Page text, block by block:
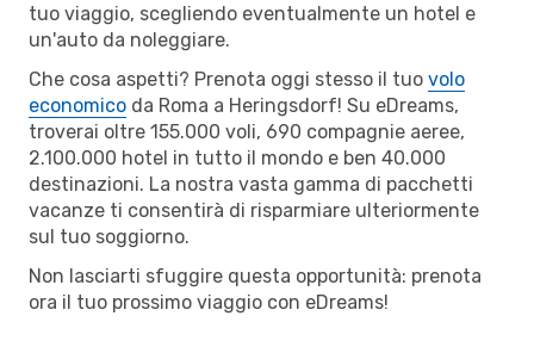
tuo viaggio, scegliendo eventualmente un hotel e
un'auto da noleggiare.
Che cosa aspetti? Prenota oggi stesso il tuo volo
economico da Roma a Heringsdorf! Su eDreams,
troverai oltre 155.000 voli, 690 compagnie aeree,
2.100.000 hotel in tutto il mondo e ben 40.000
destinazioni. La nostra vasta gamma di pacchetti
vacanze ti consentirà di risparmiare ulteriormente
sul tuo soggiorno.
Non lasciarti sfuggire questa opportunità: prenota
ora il tuo prossimo viaggio con eDreams!